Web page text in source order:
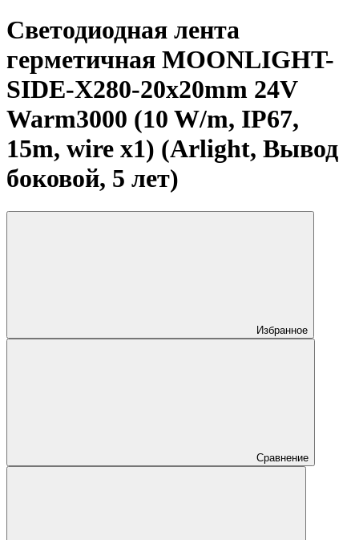
Светодиодная лента
герметичная MOONLIGHT-
SIDE-X280-20x20mm 24V
Warm3000 (10 W/m, IP67,
15m, wire x1) (Arlight, Вывод
боковой, 5 лет)
Избранное
Сравнение